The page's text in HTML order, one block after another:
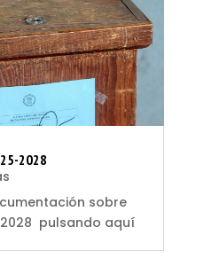
2028
sobre
pulsando aquí